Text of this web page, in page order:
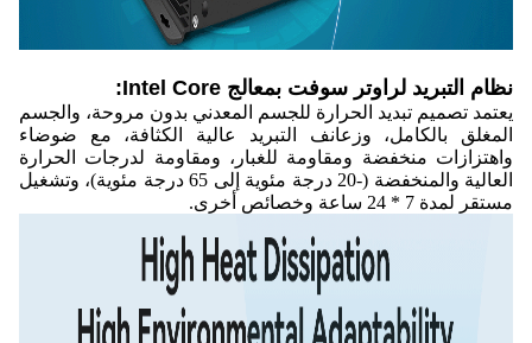
نظام التبريد لراوتر سوفت بمعالج Intel Core:
يعتمد تصميم تبديد الحرارة للجسم المعدني بدون مروحة، والجسم
المغلق بالكامل، وزعانف التبريد عالية الكثافة، مع ضوضاء
واهتزازات منخفضة ومقاومة للغبار، ومقاومة لدرجات الحرارة
العالية والمنخفضة (-20 درجة مئوية إلى 65 درجة مئوية)، وتشغيل
مستقر لمدة 7 * 24 ساعة وخصائص أخرى.